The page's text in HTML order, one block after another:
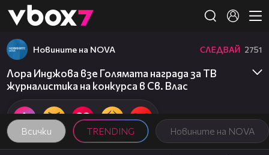
👾
Всички TRENDING Новините на NOVA
Новините на NOVA СЛЕДВАЙ 2751
Лора Инджова взе Голямата награда за ТВ
журналистика на конкурса в Св. Влас
03:46